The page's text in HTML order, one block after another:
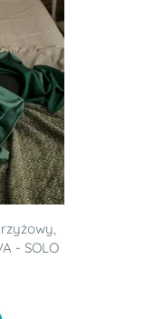
- SOLO